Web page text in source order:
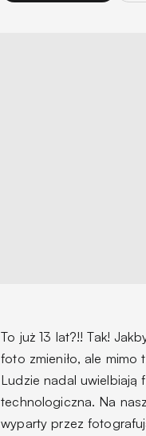
To już 13 lat?!! Tak!
foto zmieniło, ale mimo
Ludzie nadal uwielbiają
technologiczna. Na
wyparty przez